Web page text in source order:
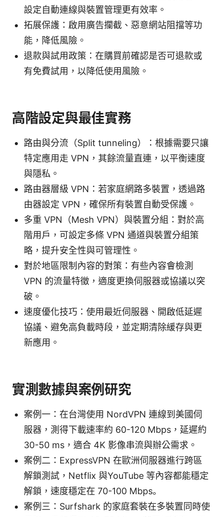
設定自動連線與裝置管理更有效率。
拓展保護：啟用廣告攔截、惡意網站阻擋等功
能，降低風險。
退款與試用政策：在購買前確認是否可退款或
有免費試用，以降低使用風險。
高階設定與最佳實務
路由與分流（Split tunneling）：根據需要只讓
特定應用走 VPN，其餘流量直連，以平衡速度
與隱私。
路由器層級 VPN：若家庭網路多裝置，透過路
由器設定 VPN，確保所有裝置自動受保護。
多重 VPN（Mesh VPN）與裝置分組：對於高
階用戶，可設定多條 VPN 通道與裝置分組策
略，提升安全性與可管理性。
對於地區限制內容的對策：有些內容會檢測
VPN 的流量特徵，適度更換伺服器或協議以突
破。
速度優化技巧：使用最近伺服器、開啟低延遲
協議、避免高負載時段，並定期清除緩存與更
新應用。
實測數據與案例研究
案例一：在台灣使用 NordVPN 連線到美國伺
服器，測得下載速率約 60-120 Mbps，延遲約
30-50 ms，適合 4K 影像串流與辦公需求。
案例二：ExpressVPN 在歐洲伺服器進行跨區
解鎖測試，Netflix 與YouTube 等內容都能穩定
解鎖，速度穩定在 70-100 Mbps。
案例三：Surfshark 的家庭套裝在多裝置同時使